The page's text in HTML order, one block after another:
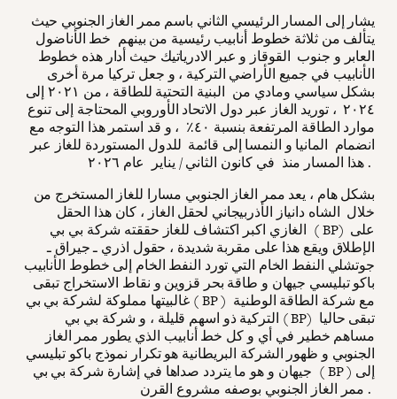
يشار إلى المسار الرئيسي الثاني باسم ممر الغاز الجنوبي حيث
يتألف من ثلاثة خطوط أنابيب رئيسية من بينهم خط الأناضول
العابر و جنوب القوقاز و عبر الادرياتيك حيث أدار هذه خطوط
الأنابيب في جميع الأراضي التركية ، و جعل تركيا مرة أخرى
بشكل سياسي ومادي من البنية التحتية للطاقة ، من ٢٠٢١ إلى
٢٠٢٤ ، توريد الغاز عبر دول الاتحاد الأوروبي المحتاجة إلى تنوع
موارد الطاقة المرتفعة بنسبة ٤٠٪ ، و قد استمر هذا التوجه مع
انضمام المانيا و النمسا إلى قائمة للدول المستوردة للغاز عبر
هذا المسار منذ في كانون الثاني / يناير عام ٢٠٢٦ .
بشكل هام ، يعد ممر الغاز الجنوبي مسارا للغاز المستخرج من
خلال الشاه دانياز الأذربيجاني لحقل الغاز ، كان هذا الحقل
الغازي اكبر اكتشاف للغاز حققته شركة بي بي ( BP) على
الإطلاق ويقع هذا على مقربة شديدة ، حقول اذري ـ جيراق ـ
جوتشلي النفط الخام التي تورد النفط الخام إلى خطوط الأنابيب
باكو تبليسي جيهان و طاقة بحر قزوين و نقاط الاستخراج تبقى
غالبيتها مملوكة لشركة بي بي ( BP ) مع شركة الطاقة الوطنية
التركية ذو اسهم قليلة ، و شركة بي بي ( BP) تبقى حاليا
مساهم خطير في أي و كل خط أنابيب الذي يطور ممر الغاز
الجنوبي و ظهور الشركة البريطانية هو تكرار نموذج باكو تبليسي
جيهان و هو ما يتردد صداها في إشارة شركة بي بي ( BP ) إلى
ممر الغاز الجنوبي بوصفه مشروع القرن .